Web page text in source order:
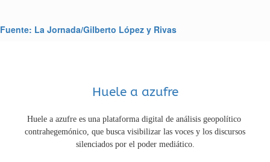
Fuente: La Jornada/Gilberto López y Rivas
Huele a azufre
Huele a azufre es una plataforma digital de análisis geopolítico
contrahegemónico, que busca visibilizar las voces y los discursos
silenciados por el poder mediático.